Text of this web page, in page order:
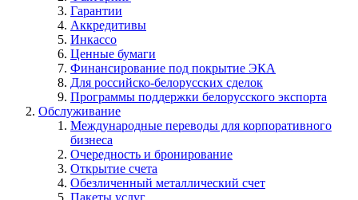
Гарантии
Аккредитивы
Инкассо
Ценные бумаги
Финансирование под покрытие ЭКА
Для российско-белорусских сделок
Программы поддержки белорусского экспорта
Обслуживание
Международные переводы для корпоративного
бизнеса
Очередность и бронирование
Открытие счета
Обезличенный металлический счет
Пакеты услуг